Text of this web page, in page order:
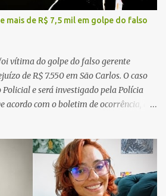
mais de R$ 7,5 mil em golpe do falso
vítima do golpe do falso gerente
de R$ 7.550 em São Carlos. O caso
e será investigado pela Polícia
acordo com o boletim de ocorrência, a
necessário atualizar o cadastro da conta
sobre os procedimentos que deveriam
o golpista enviou um documento em
oficial da instituição financeira.